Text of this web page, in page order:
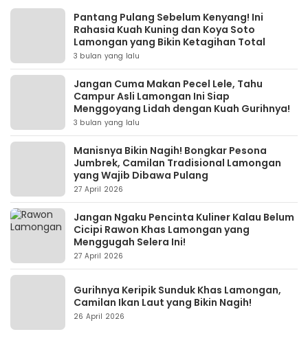
Pantang Pulang Sebelum Kenyang! Ini
Rahasia Kuah Kuning dan Koya Soto
Lamongan yang Bikin Ketagihan Total
3 bulan yang lalu
Jangan Cuma Makan Pecel Lele, Tahu
Campur Asli Lamongan Ini Siap
Menggoyang Lidah dengan Kuah Gurihnya!
3 bulan yang lalu
Manisnya Bikin Nagih! Bongkar Pesona
Jumbrek, Camilan Tradisional Lamongan
yang Wajib Dibawa Pulang
27 April 2026
Jangan Ngaku Pencinta Kuliner Kalau Belum
Cicipi Rawon Khas Lamongan yang
Menggugah Selera Ini!
27 April 2026
Gurihnya Keripik Sunduk Khas Lamongan,
Camilan Ikan Laut yang Bikin Nagih!
26 April 2026